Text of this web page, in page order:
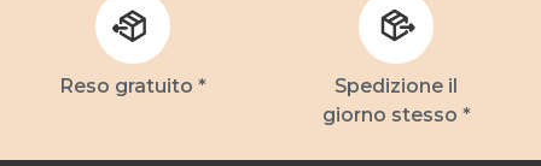
Reso gratuito *
Spedizione il
giorno stesso *